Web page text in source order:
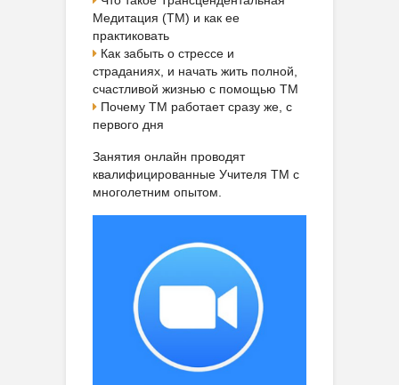
Медитация (ТМ) и как ее
практиковать
Как забыть о стрессе и
страданиях, и начать жить полной,
счастливой жизнью с помощью ТМ
Почему ТМ работает сразу же, с
первого дня
Занятия онлайн проводят
квалифицированные Учителя ТМ с
многолетним опытом.